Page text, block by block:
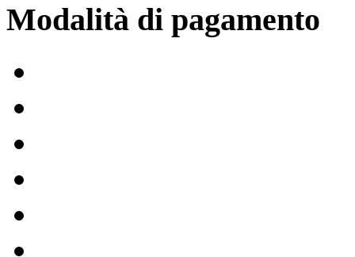
Modalità di pagamento